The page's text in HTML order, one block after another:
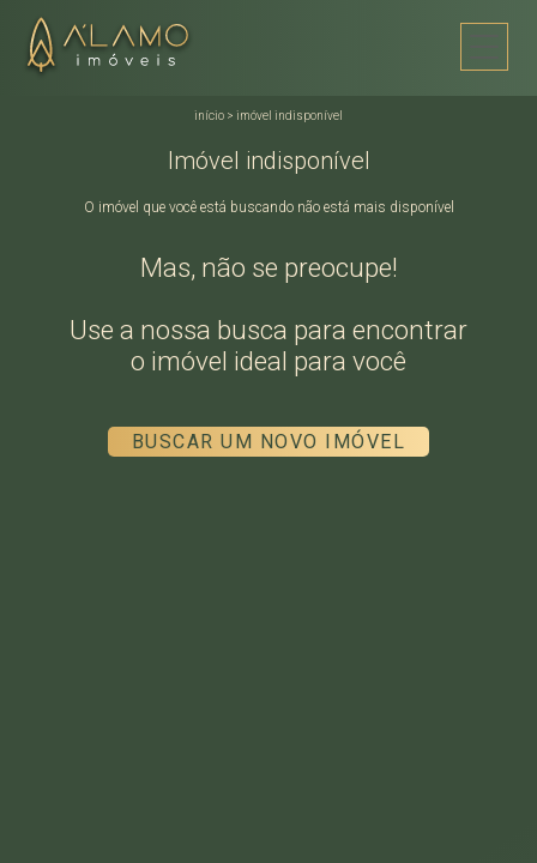
início > imóvel indisponível
Imóvel indisponível
O imóvel que você está buscando não está mais disponível
Mas, não se preocupe!
Use a nossa busca para encontrar
o imóvel ideal para você
BUSCAR UM NOVO IMÓVEL